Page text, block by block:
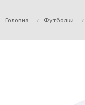
Головна Футболки